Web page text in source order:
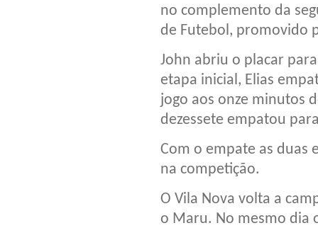
no complemento da
de Futebol, promovido
John abriu o placar
etapa inicial, Elias
jogo aos onze minutos
dezessete empatou
Com o empate as
na competição.
O Vila Nova volta a
o Maru. No mesmo dia